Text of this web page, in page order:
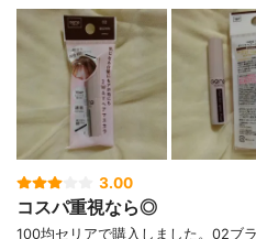
3.00
コスパ重視なら◎
100均セリアで購入しました。02ブ